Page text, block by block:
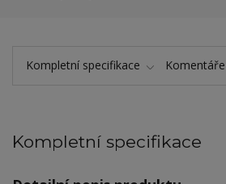
Kompletní specifikace Komentáře
Kompletní specifikace